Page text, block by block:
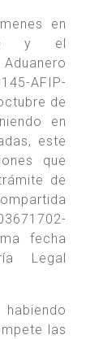
en
y el
AFIP-
de
en
este
que
de
fecha
Legal
las